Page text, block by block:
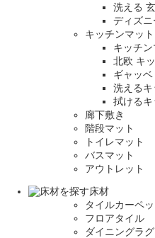
洗える
ディズニ
キッチンマット
キッチ
北欧 キ
ギャッ
洗えるキ
拭けるキ
廊下敷き
階段マット
トイレマット
バスマット
アウトレット
床材
タイルカーペッ
フロアタイル
ダイニングラ